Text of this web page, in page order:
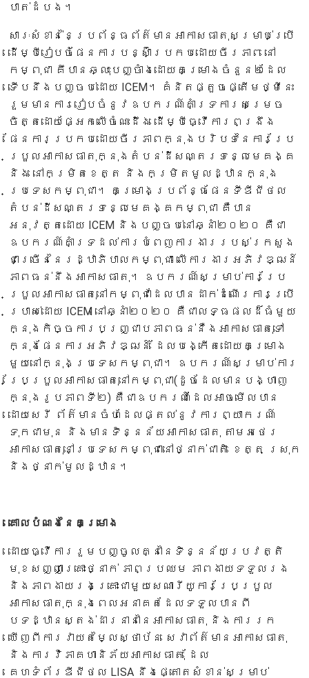
បាត់ដំបង។
សារៈសំខាន់នៃប្រព័ន្ធព័ត៌មានអាកាសធាតុសម្រាប់ប្រើ
ដើម្បីរៀបចំផែនការបន្ស៊ាំប្រកបដោយចីរភាព នៅ
កម្ពុជា គឹបានឆ្លុះបញ្ចាំងដោយគម្រោងចំនួន២ដែល
ទើបនឹងបញ្ចប់ដោយ ICEM។ គំនិតផ្តួចផ្តើមថ្មីនេះ
រួមមានការរៀបចំនូវឧបករណ៍គាំទ្រការសម្រេច
ចិត្តដោយផ្អែកលើចំណេះដឹង ដើម្បីធ្វើការពង្រឹង
ផែនការប្រកបដោយចីរភាពក្នុងបរិបទនៃការប្រែ
ប្រួលអាកាសធាតុក្នុងតំបន់ដីសណ្តរទន្លេមេគង្គ
និង នៅកម្រិតខេត្ត និងកម្រិតមូលដ្ឋានក្នុង
ប្រទេសកម្ពុជា។ គម្រោងប្រព័ន្ធផែនទីឌីជីថល
តំបន់ដីសណ្តរទន្លេមេគង្គកម្ពុជា គឺបាន
អនុវត្តដោយ ICEM និងបញ្ចប់នៅឆ្នាំ២០២០ គឺជា
ឧបករណ៍គាំទ្រដល់ការបំពេញការងាររបស់ក្រសួង
ជាច្រើននៃរដ្ឋាភិបាលកម្ពុជា លើការងារអភិវឌ្ឍន៍
ភាពធន់នឹងអាកាសធាតុ។ ឧបករណ៍សម្រាប់ការប្រែ
ប្រួលអាកាសធាតុនៅកម្ពុជាដែលបានដាក់ដំណើរការប្រើ
ប្រាស់ដោយ ICEM នៅឆ្នាំ២០២០ គឺជាលទ្ធផលដ៏ធំមួយ
ក្នុងកិច្ចការបញ្ជា្របភាពធន់នឺងអាកាសធាតុទៅ
ក្នុងផែនការអភិវឌ្ឍន៍ ដែលបង្កើតដោយគម្រោង
មួយនៅក្នុងប្រទេសកម្ពុជា។ ឧបករណ៍សម្រាប់ការ
ប្រែប្រួលអាកាសធាតុនៅកម្ពុជា(ដូចដែលមានបង្ហាញ
ក្នុងរូបភាពទី២) គឺជាឧបករណ៍ដែលអាចមើលបាន
ដោយសេរី ព័ត៌មានចំហដែលផ្តល់នូវការព្យាករណ៍
ទុកជាមុន និងមានទិន្នន័យអាកាសធាតុ តាមអថេរ
អាកាសធាតុនៅប្រទេសកម្ពុជានៅថ្នាក់ជាតិ ខេត្ត ស្រុក
និងថ្នាក់មូលដ្ឋាន។
គោលបំណងនៃគម្រោង
ដោយធ្វើការរួមបញ្ចូលគ្នានៃទិន្នន័យប្រវត្តិ
មុខសញ្ញាគ្រោះថ្នាក់ ភាពប្រឈម ភាពងាយទទួលរង
និងភាពងាយរងគ្រោះជាមួយសេណារីយូការប្រែប្រួល
អាកាសធាតុក្នុងពេលអនាគតដែលទទួលបានពី
បទដ្ឋានស្តង់ដារនានានៃអាកាសធាតុ និងការរក
ឃើញពីការវាយតម្លៃស្ថាប័ន សេវាព័ត៌មានអាកាសធាតុ
និងការវិភាគហានិភ័យអាកាសធាតុ ដែល
គេហទំព័រឌីជីថល LISA នឹងផ្តោតសំខាន់សម្រាប់